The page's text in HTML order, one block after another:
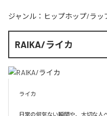
ジャンル： ヒップホップ/ラッ
RAIKA/ライカ
ライカ
日常の何気ない瞬間や、大切な人